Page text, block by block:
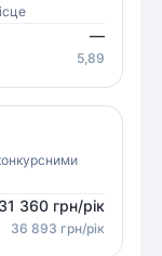
—
5,89
31 360 грн/рік
36 893 грн/рік